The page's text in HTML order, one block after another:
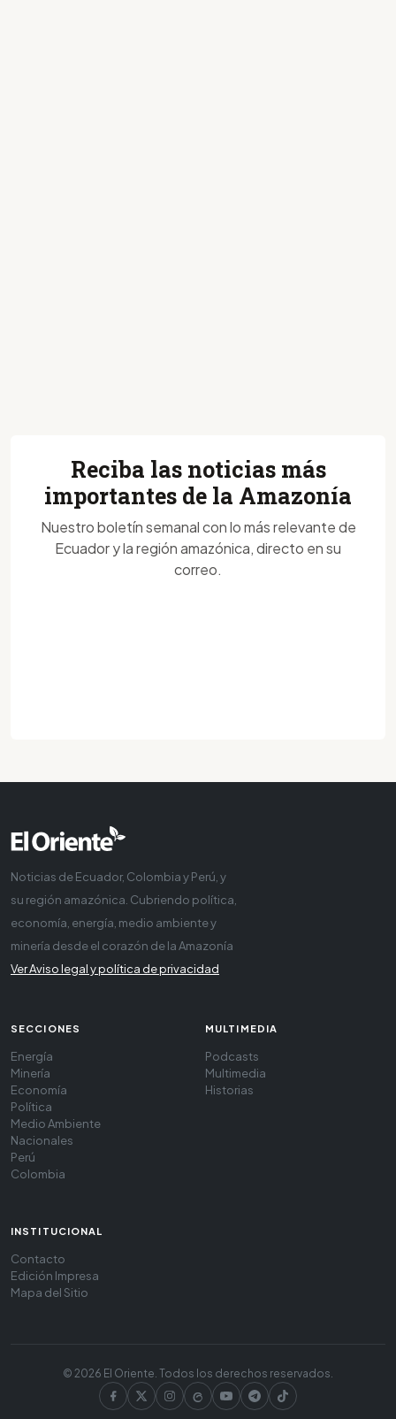
Reciba las noticias más
importantes de la Amazonía
Nuestro boletín semanal con lo más relevante de
Ecuador y la región amazónica, directo en su
correo.
Noticias de Ecuador, Colombia y Perú, y
su región amazónica. Cubriendo política,
economía, energía, medio ambiente y
minería desde el corazón de la Amazonía
Ver Aviso legal y política de privacidad
SECCIONES
Energía
Minería
Economía
Política
Medio Ambiente
Nacionales
Perú
Colombia
MULTIMEDIA
Podcasts
Multimedia
Historias
INSTITUCIONAL
Contacto
Edición Impresa
Mapa del Sitio
© 2026 El Oriente. Todos los derechos reservados.